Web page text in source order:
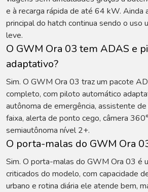
e à recarga rápida de até 64 kW. Ainda
principal do hatch continua sendo o uso
leve.
O GWM Ora 03 tem ADAS e
adaptativo?
Sim. O GWM Ora 03 traz um pacote
completo, com piloto automático
autônoma de emergência, assistente
faixa, alerta de ponto cego, câmera
semiautônoma nível 2+.
O porta-malas do GWM Ora
Sim. O porta-malas do GWM Ora 03 é
criticados do modelo, com capacidade
urbano e rotina diária ele atende bem,